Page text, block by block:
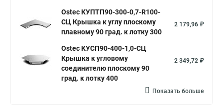
Ostec КУПТП90-300-0,7-R100-
СЦ Крышка к углу плоскому
плавному 90 град. к лотку 300
2 179,96 ₽
Ostec КУСП90-400-1,0-СЦ
Крышка к угловому
соединителю плоскому 90
град. к лотку 400
2 349,72 ₽
Показать больше